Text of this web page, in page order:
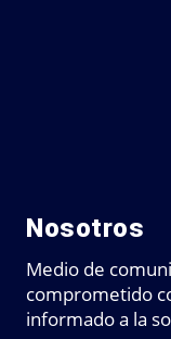
Nosotros
Medio de
comprometido
informado a la